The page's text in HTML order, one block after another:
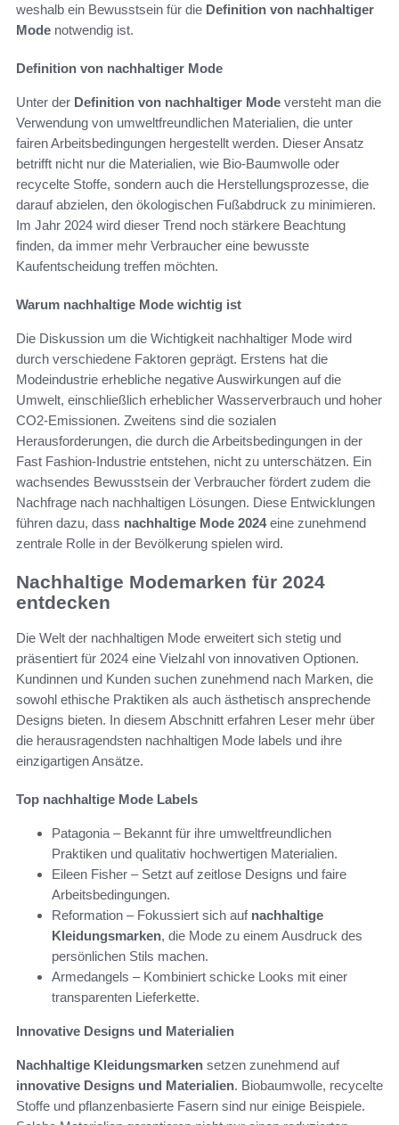
weshalb ein Bewusstsein für die Definition von nachhaltiger
Mode notwendig ist.
Definition von nachhaltiger Mode
Unter der Definition von nachhaltiger Mode versteht man die
Verwendung von umweltfreundlichen Materialien, die unter
fairen Arbeitsbedingungen hergestellt werden. Dieser Ansatz
betrifft nicht nur die Materialien, wie Bio-Baumwolle oder
recycelte Stoffe, sondern auch die Herstellungsprozesse, die
darauf abzielen, den ökologischen Fußabdruck zu minimieren.
Im Jahr 2024 wird dieser Trend noch stärkere Beachtung
finden, da immer mehr Verbraucher eine bewusste
Kaufentscheidung treffen möchten.
Warum nachhaltige Mode wichtig ist
Die Diskussion um die Wichtigkeit nachhaltiger Mode wird
durch verschiedene Faktoren geprägt. Erstens hat die
Modeindustrie erhebliche negative Auswirkungen auf die
Umwelt, einschließlich erheblicher Wasserverbrauch und hoher
CO2-Emissionen. Zweitens sind die sozialen
Herausforderungen, die durch die Arbeitsbedingungen in der
Fast Fashion-Industrie entstehen, nicht zu unterschätzen. Ein
wachsendes Bewusstsein der Verbraucher fördert zudem die
Nachfrage nach nachhaltigen Lösungen. Diese Entwicklungen
führen dazu, dass nachhaltige Mode 2024eine zunehmend
zentrale Rolle in der Bevölkerung spielen wird.
Nachhaltige Modemarken für 2024
entdecken
Die Welt der nachhaltigen Mode erweitert sich stetig und
präsentiert für 2024 eine Vielzahl von innovativen Optionen.
Kundinnen und Kunden suchen zunehmend nach Marken, die
sowohl ethische Praktiken als auch ästhetisch ansprechende
Designs bieten. In diesem Abschnitt erfahren Leser mehr über
die herausragendsten nachhaltigen Mode labels und ihre
einzigartigen Ansätze.
Top nachhaltige Mode Labels
Patagonia – Bekannt für ihre umweltfreundlichen
Praktiken und qualitativ hochwertigen Materialien.
Eileen Fisher – Setzt auf zeitlose Designs und faire
Arbeitsbedingungen.
Reformation – Fokussiert sich auf nachhaltige
Kleidungsmarken, die Mode zu einem Ausdruck des
persönlichen Stils machen.
Armedangels – Kombiniert schicke Looks mit einer
transparenten Lieferkette.
Innovative Designs und Materialien
Nachhaltige Kleidungsmarken setzen zunehmend auf
innovative Designs und Materialien. Biobaumwolle, recycelte
Stoffe und pflanzenbasierte Fasern sind nur einige Beispiele.